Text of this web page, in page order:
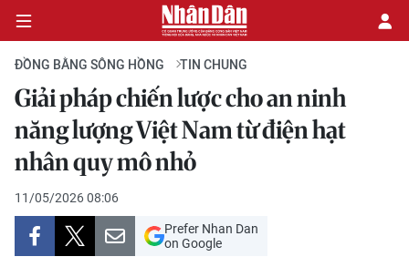
CHÍNH TRỊ
KINH TẾ
VĂN HÓA
XÃ HỘI
ĐỒNG BẰNG SÔNG HỒNG TIN CHUNG
Giải pháp chiến lược cho an ninh
năng lượng Việt Nam từ điện hạt
nhân quy mô nhỏ
11/05/2026 08:06
Prefer Nhan Dan
on Google